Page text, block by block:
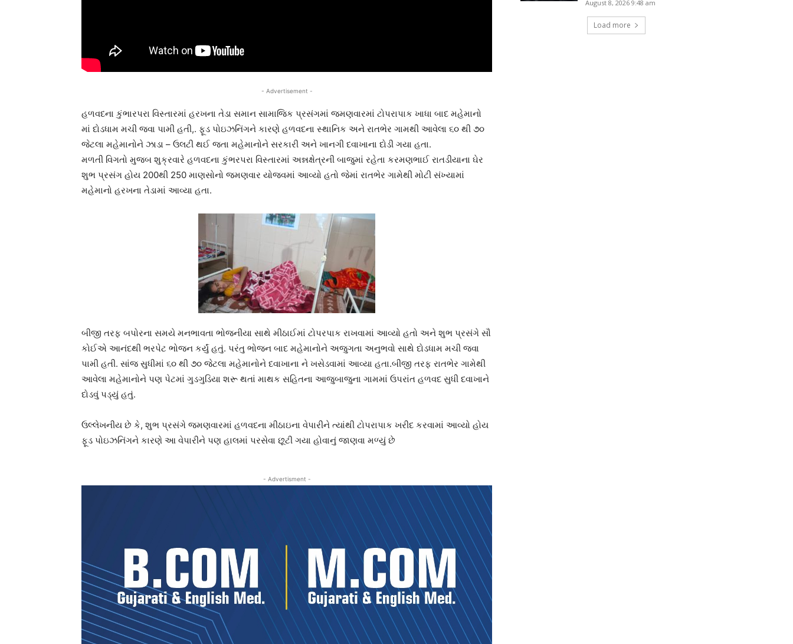
- Advertisement -
હળવદના કુંભારપરા વિસ્તારમાં હરખના તેડા સમાન સામાજિક પ્રસંગમાં જમણવારમાં ટોપરાપાક ખાધા બાદ મહેમાનો
માં દોડધામ મચી જવા પામી હતી,. ફૂડ પોઇઝનિંગને કારણે હળવદના સ્થાનિક અને રાતભેર ગામથી આવેલા ૬૦ થી ૭૦
જેટલા મહેમાનોને ઝાડા – ઉલટી થઈ જતા મહેમાનોને સરકારી અને ખાનગી દવાખાના દોડી ગયા હતા.
મળતી વિગતો મુજબ શુક્રવારે હળવદના કુંભરપરા વિસ્તારમાં અન્નક્ષેત્રની બાજુમાં રહેતા કરમણભાઈ રાતડીયાના ઘેર
શુભ પ્રસંગ હોય 200થી 250 માણસોનો જમણવાર યોજવમાં આવ્યો હતો જેમાં રાતભેર ગામેથી મોટી સંખ્યામાં
મહેમાનો હરખના તેડામાં આવ્યા હતા.
બીજી તરફ બપોરના સમયે મનભાવતા ભોજનીયા સાથે મીઠાઈમાં ટોપરપાક રાખવામાં આવ્યો હતો અને શુભ પ્રસંગે સૌ
કોઈએ આનંદથી ભરપેટ ભોજન કર્યું હતું. પરંતુ ભોજન બાદ મહેમાનોને અજુગતા અનુભવો સાથે દોડધામ મચી જવા
પામી હતી. સાંજ સુધીમાં ૬૦ થી ૭૦ જેટલા મહેમાનોને દવાખાના ને ખસેડવામાં આવ્યા હતા.બીજી તરફ રાતભેર ગામેથી
આવેલા મહેમાનોને પણ પેટમાં ગુડગુડિયા શરૂ થતાં માથક સહિતના આજુબાજુના ગામમાં ઉપરાંત હળવદ સુધી દવાખાને
દોડવું પડ્યું હતું.
ઉલ્લેખનીય છે કે, શુભ પ્રસંગે જમણવારમાં હળવદના મીઠાઇના વેપારીને ત્યાંથી ટોપરાપાક ખરીદ કરવામાં આવ્યો હોય
ફૂડ પોઇઝનિંગને કારણે આ વેપારીને પણ હાલમાં પરસેવા છૂટી ગયા હોવાનું જાણવા મળ્યું છે
- Advertisment -
August 8, 2026 9:48 am
Load more